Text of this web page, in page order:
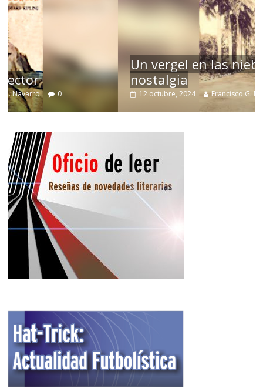
Un vergel en las nieblas de la
nostalgia
12 octubre, 2024 Francisco G. Navarro 0